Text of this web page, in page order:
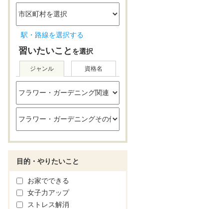
駅・路線を選択する
習いたいこと を選択
ジャンル 資格名
目的・やりたいこと
お家でできる
女子力アップ
ストレス解消